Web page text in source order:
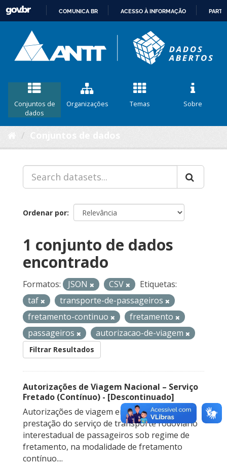
CONTEÚDO
COMUNICA BR ACESSO À INFORMAÇÃO
Conjuntos de
dados
Organizações Temas Sobre
Ordenar por
1 conjunto de dados
encontrado
Formatos: JSON CSV
Etiquetas:
taf
transporte-de-passageiros
fretamento-continuo
fretamento
passageiros
autorizacao-de-viagem
Filtrar Resultados
Autorizações de Viagem Nacional – Serviço
Fretado (Contínuo) - [Descontinuado]
Autorizações de viagem emitidas para a
prestação do serviço de transporte rodoviário
interestadual de passageiros sob regime de
fretamento, na modalidade de fretamento
contínuo....